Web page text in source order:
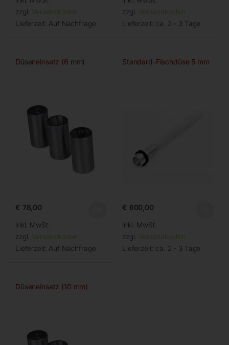
zzgl. Versandkosten
Lieferzeit: Auf Nachfrage
zzgl. Versandkosten
Lieferzeit: ca. 2 - 3 Tage
Düseneinsatz (6 mm)
€ 78,00
inkl. MwSt.
zzgl. Versandkosten
Lieferzeit: Auf Nachfrage
Standard-Flachdüse 5 mm
€ 600,00
inkl. MwSt.
zzgl. Versandkosten
Lieferzeit: ca. 2 - 3 Tage
Düseneinsatz (10 mm)